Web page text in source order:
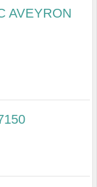
AVEYRON